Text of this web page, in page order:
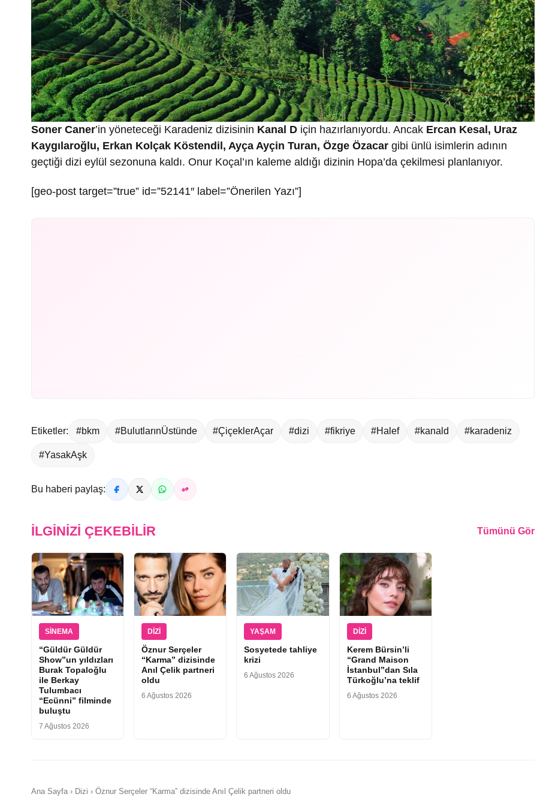
Soner Caner’in yöneteceği Karadeniz dizisinin Kanal D için hazırlanıyordu. Ancak Ercan Kesal, Uraz
Kaygılaroğlu, Erkan Kolçak Köstendil, Ayça Ayçin Turan, Özge Özacar gibi ünlü isimlerin adının
geçtiği dizi eylül sezonuna kaldı. Onur Koçal’ın kaleme aldığı dizinin Hopa’da çekilmesi planlanıyor.
[geo-post target=”true” id=”52141″ label=”Önerilen Yazı”]
Etiketler: #bkm #BulutlarınÜstünde #ÇiçeklerAçar #dizi #fikriye #Halef #kanald #karadeniz
#YasakAşk
Bu haberi paylaş:
İLGINIZI ÇEKEBILIR Tümünü Gör
SINEMA
“Güldür Güldür
Show”un yıldızları
Burak Topaloğlu
ile Berkay
Tulumbacı
“Ecünni” filminde
buluştu
7 Ağustos 2026
DIZI
Öznur Serçeler
“Karma” dizisinde
Anıl Çelik partneri
oldu
6 Ağustos 2026
YAŞAM
Sosyetede tahliye
krizi
6 Ağustos 2026
DIZI
Kerem Bürsin’li
“Grand Maison
İstanbul”dan Sıla
Türkoğlu’na teklif
6 Ağustos 2026
Ana Sayfa › Dizi › Öznur Serçeler “Karma” dizisinde Anıl Çelik partneri oldu